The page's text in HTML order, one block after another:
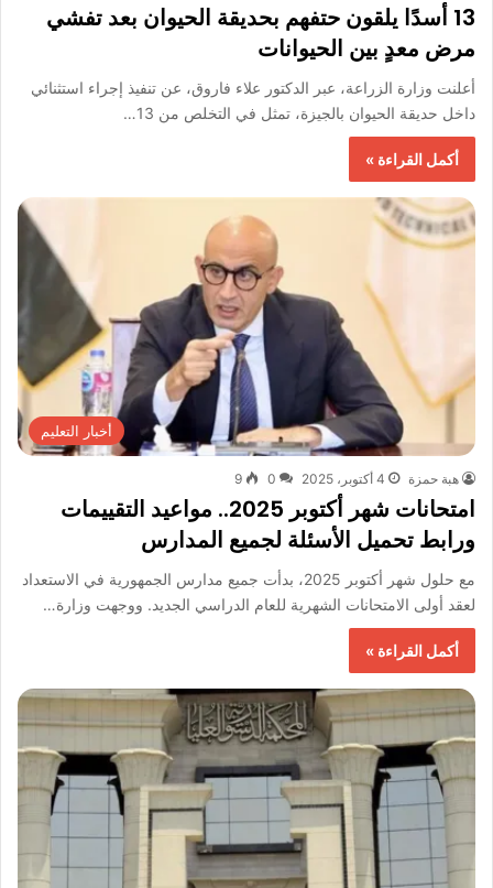
13 أسدًا يلقون حتفهم بحديقة الحيوان بعد تفشي
مرض معدٍ بين الحيوانات
أعلنت وزارة الزراعة، عبر الدكتور علاء فاروق، عن تنفيذ إجراء استثنائي
داخل حديقة الحيوان بالجيزة، تمثل في التخلص من 13…
أكمل القراءة »
أخبار التعليم
هبة حمزة 4 أكتوبر، 2025 0
9
امتحانات شهر أكتوبر 2025.. مواعيد التقييمات
ورابط تحميل الأسئلة لجميع المدارس
مع حلول شهر أكتوبر 2025، بدأت جميع مدارس الجمهورية في الاستعداد
لعقد أولى الامتحانات الشهرية للعام الدراسي الجديد. ووجهت وزارة…
أكمل القراءة »